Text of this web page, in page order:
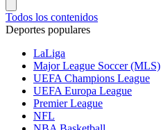
Todos los contenidos
Deportes populares
LaLiga
Major League Soccer (MLS)
UEFA Champions League
UEFA Europa League
Premier League
NFL